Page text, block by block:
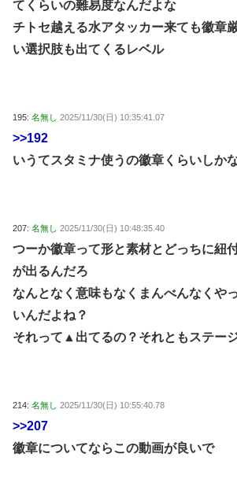
てくらいの難易度なんだよな
チトセ越える水アタッカー来ても徽章
い選択肢も出てくるレベル
195: 名無し 2025/11/30(日) 10:35:41.07
>>192
いうてスタミナ使うの徽章くらいしか
207: 名無し 2025/11/30(日) 10:48:35.40
つーか徽章って形と素材とどっちに紐
が出るんだろ
なんとなく意味もなくまんべんなくや
いんだよね？
それって▲出てるの？それともステー
214: 名無し 2025/11/30(日) 10:55:40.78
>>207
徽章についてならこの動画が良いで